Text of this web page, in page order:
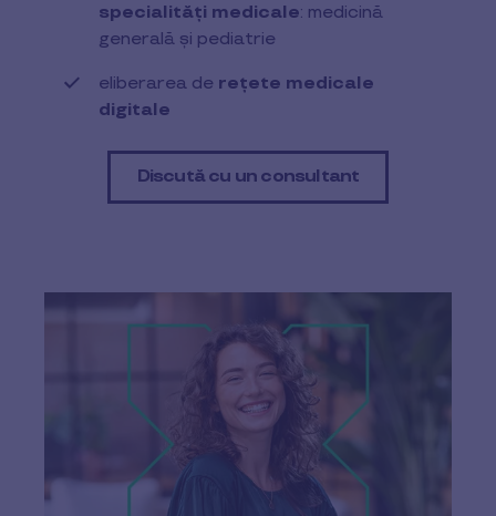
specialități medicale: medicină
generală și pediatrie
eliberarea de rețete medicale
digitale
Discută cu un consultant